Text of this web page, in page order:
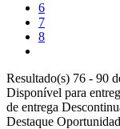
6
7
8
Resultado(s) 76 - 90
Disponível para
de entrega
Destaque